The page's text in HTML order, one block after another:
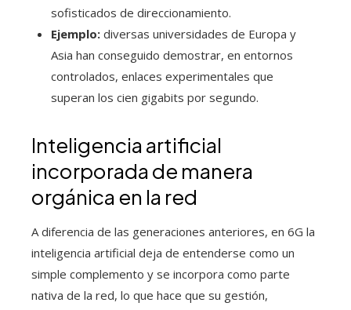
sofisticados de direccionamiento.
Ejemplo: diversas universidades de Europa y
Asia han conseguido demostrar, en entornos
controlados, enlaces experimentales que
superan los cien gigabits por segundo.
Inteligencia artificial
incorporada de manera
orgánica en la red
A diferencia de las generaciones anteriores, en 6G la
inteligencia artificial deja de entenderse como un
simple complemento y se incorpora como parte
nativa de la red, lo que hace que su gestión,